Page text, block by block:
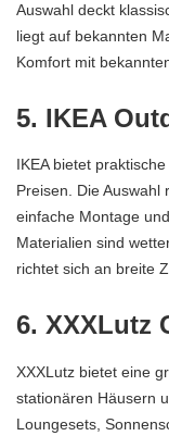
Auswahl deckt
liegt auf bekannten
Komfort mit
5. IKEA
IKEA bietet
Preisen. Die Auswahl
einfache Montage
Materialien sind
richtet sich an breite
6. XXXLutz
XXXLutz bietet eine
stationären Häusern
Loungesets,